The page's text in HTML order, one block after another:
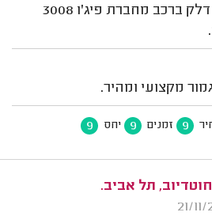
תיקון מיכל דלק ברכב מחברת פיג'ו 3008
מקצועי ומהיר.
9 זמנים 9 יחס 9
תל אביב.